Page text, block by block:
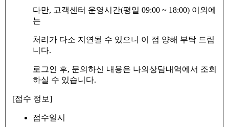
다만, 고객센터 운영시간(평일 09:00 ~ 18:00) 이외에
는
처리가 다소 지연될 수 있으니 이 점 양해 부탁 드립
니다.
로그인 후, 문의하신 내용은 나의상담내역에서 조회
하실 수 있습니다.
[접수 정보]
접수일시